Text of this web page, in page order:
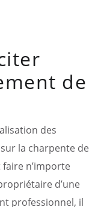
de
des
la charpente de
n’importe
d’une
professionnel, il